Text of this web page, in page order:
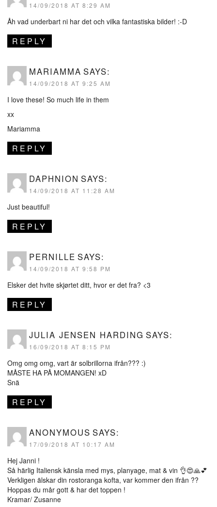
14/09/2018 AT 8:29 AM
Åh vad underbart ni har det och vilka fantastiska bilder! :-D
REPLY
MARIAMMA SAYS:
14/09/2018 AT 9:25 AM
I love these! So much life in them
xx
Mariamma
REPLY
DAPHNION SAYS:
14/09/2018 AT 11:28 AM
Just beautiful!
REPLY
PERNILLE SAYS:
14/09/2018 AT 9:58 PM
Elsker det hvite skjørtet ditt, hvor er det fra? <3
REPLY
JULIA JENSEN HARDING SAYS:
16/09/2018 AT 8:15 PM
Omg omg omg, vart är solbrillorna ifrån??? :)
MÅSTE HA PÅ MOMANGEN! xD
Snä
REPLY
ANONYMOUS SAYS:
17/09/2018 AT 10:17 AM
Hej Janni !
Så härlig Italiensk känsla med mys, planyage, mat & vin 👌😍🙏💕
Verkligen älskar din rostoranga kofta, var kommer den ifrån ??
Hoppas du mår gott & har det toppen !
Kramar/ Zusanne